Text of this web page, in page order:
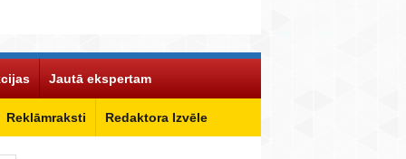
Reklāmraksti Redaktora Izvēle
Jautā ekspertam